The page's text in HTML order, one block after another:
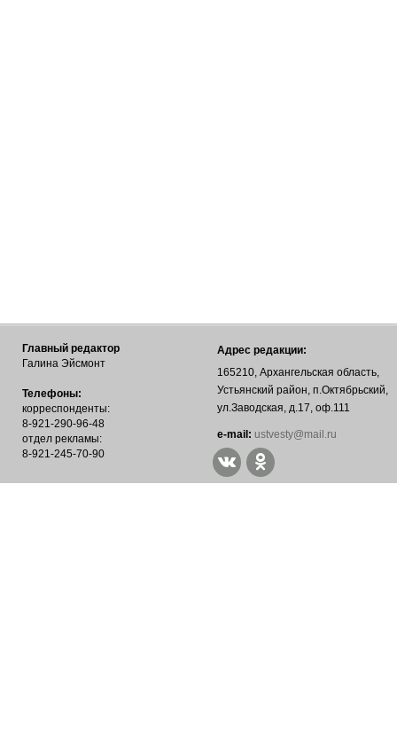
Главный редактор
Галина Эйсмонт
Телефоны:
корреспонденты:
8-921-290-96-48
отдел рекламы:
8-921-245-70-90
Адрес редакции:
165210, Архангельская область,
Устьянский район, п.Октябрьский,
ул.Заводская, д.17, оф.111
е-mail: ustvesty@mail.ru